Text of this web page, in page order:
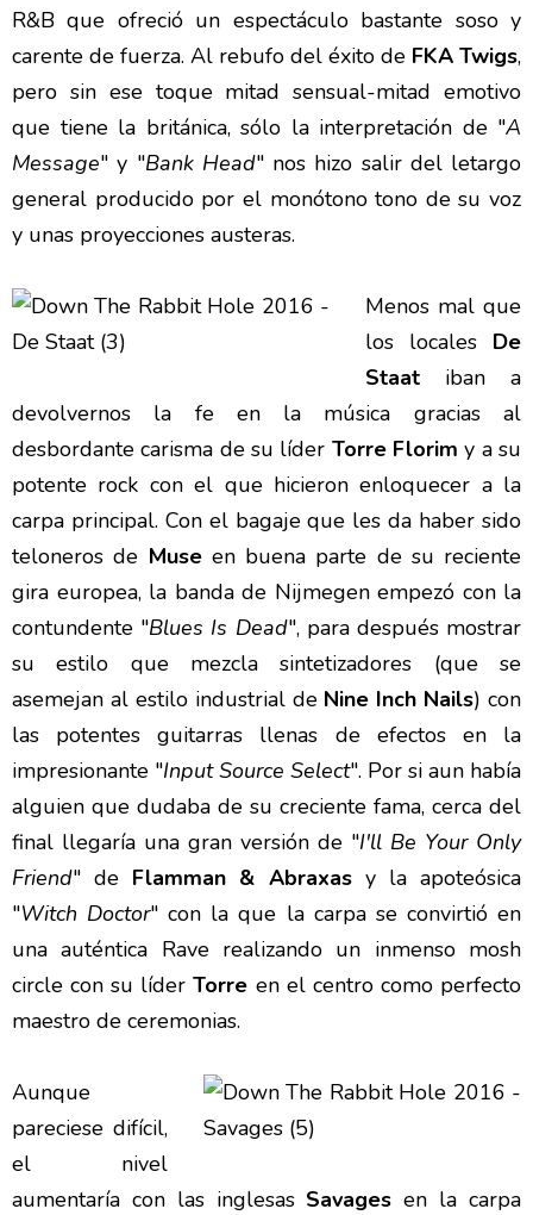
R&B que ofreció un espectáculo bastante soso y
carente de fuerza. Al rebufo del éxito de FKA Twigs,
pero sin ese toque mitad sensual-mitad emotivo
que tiene la británica, sólo la interpretación de "A
Message" y "Bank Head" nos hizo salir del letargo
general producido por el monótono tono de su voz
y unas proyecciones austeras.
Menos mal que
los locales De
Staat iban a
devolvernos la fe en la música gracias al
desbordante carisma de su líder Torre Florim y a su
potente rock con el que hicieron enloquecer a la
carpa principal. Con el bagaje que les da haber sido
teloneros de Museen buena parte de su reciente
gira europea, la banda de Nijmegen empezó con la
contundente "Blues Is Dead", para después mostrar
su estilo que mezcla sintetizadores (que se
asemejan al estilo industrial de Nine Inch Nails) con
las potentes guitarras llenas de efectos en la
impresionante "Input Source Select". Por si aun había
alguien que dudaba de su creciente fama, cerca del
final llegaría una gran versión de "I'll Be Your Only
Friend" de Flamman & Abraxasy la apoteósica
"Witch Doctor" con la que la carpa se convirtió en
una auténtica Rave realizando un inmenso mosh
circle con su líderTorre en el centro como perfecto
maestro de ceremonias.
Aunque
pareciese difícil,
el nivel
aumentaría con las inglesas Savages en la carpa